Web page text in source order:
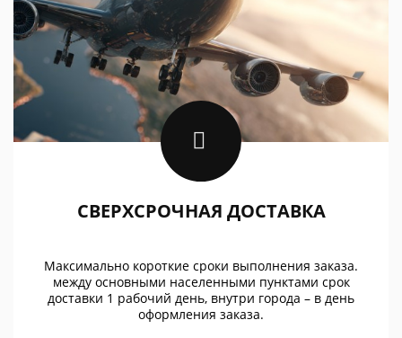
СВЕРХСРОЧНАЯ ДОСТАВКА
Максимально короткие сроки выполнения заказа.
между основными населенными пунктами срок
доставки 1 рабочий день, внутри города – в день
оформления заказа.